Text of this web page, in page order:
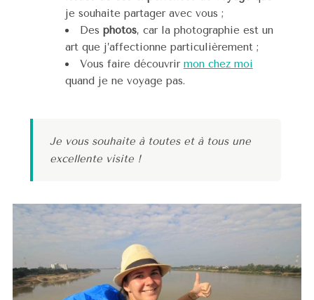
je souhaite partager avec vous ;
Des photos, car la photographie est un
art que j’affectionne particulièrement ;
Vous faire découvrir mon chez moi
quand je ne voyage pas.
Je vous souhaite à toutes et à tous une
excellente visite !